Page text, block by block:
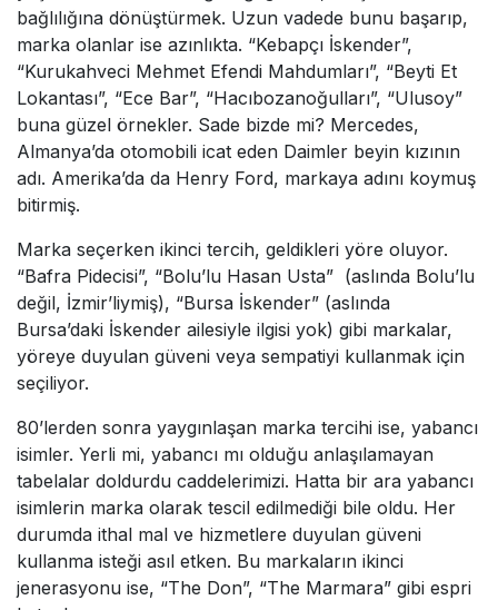
bağlılığına dönüştürmek. Uzun vadede bunu başarıp,
marka olanlar ise azınlıkta. “Kebapçı İskender”,
“Kurukahveci Mehmet Efendi Mahdumları”, “Beyti Et
Lokantası”, “Ece Bar”, “Hacıbozanoğulları”, “Ulusoy”
buna güzel örnekler. Sade bizde mi? Mercedes,
Almanya’da otomobili icat eden Daimler beyin kızının
adı. Amerika’da da Henry Ford, markaya adını koymuş
bitirmiş.
Marka seçerken ikinci tercih, geldikleri yöre oluyor.
“Bafra Pidecisi”, “Bolu’lu Hasan Usta” (aslında Bolu’lu
değil, İzmir’liymiş), “Bursa İskender” (aslında
Bursa’daki İskender ailesiyle ilgisi yok) gibi markalar,
yöreye duyulan güveni veya sempatiyi kullanmak için
seçiliyor.
80’lerden sonra yaygınlaşan marka tercihi ise, yabancı
isimler. Yerli mi, yabancı mı olduğu anlaşılamayan
tabelalar doldurdu caddelerimizi. Hatta bir ara yabancı
isimlerin marka olarak tescil edilmediği bile oldu. Her
durumda ithal mal ve hizmetlere duyulan güveni
kullanma isteği asıl etken. Bu markaların ikinci
jenerasyonu ise, “The Don”, “The Marmara” gibi espri